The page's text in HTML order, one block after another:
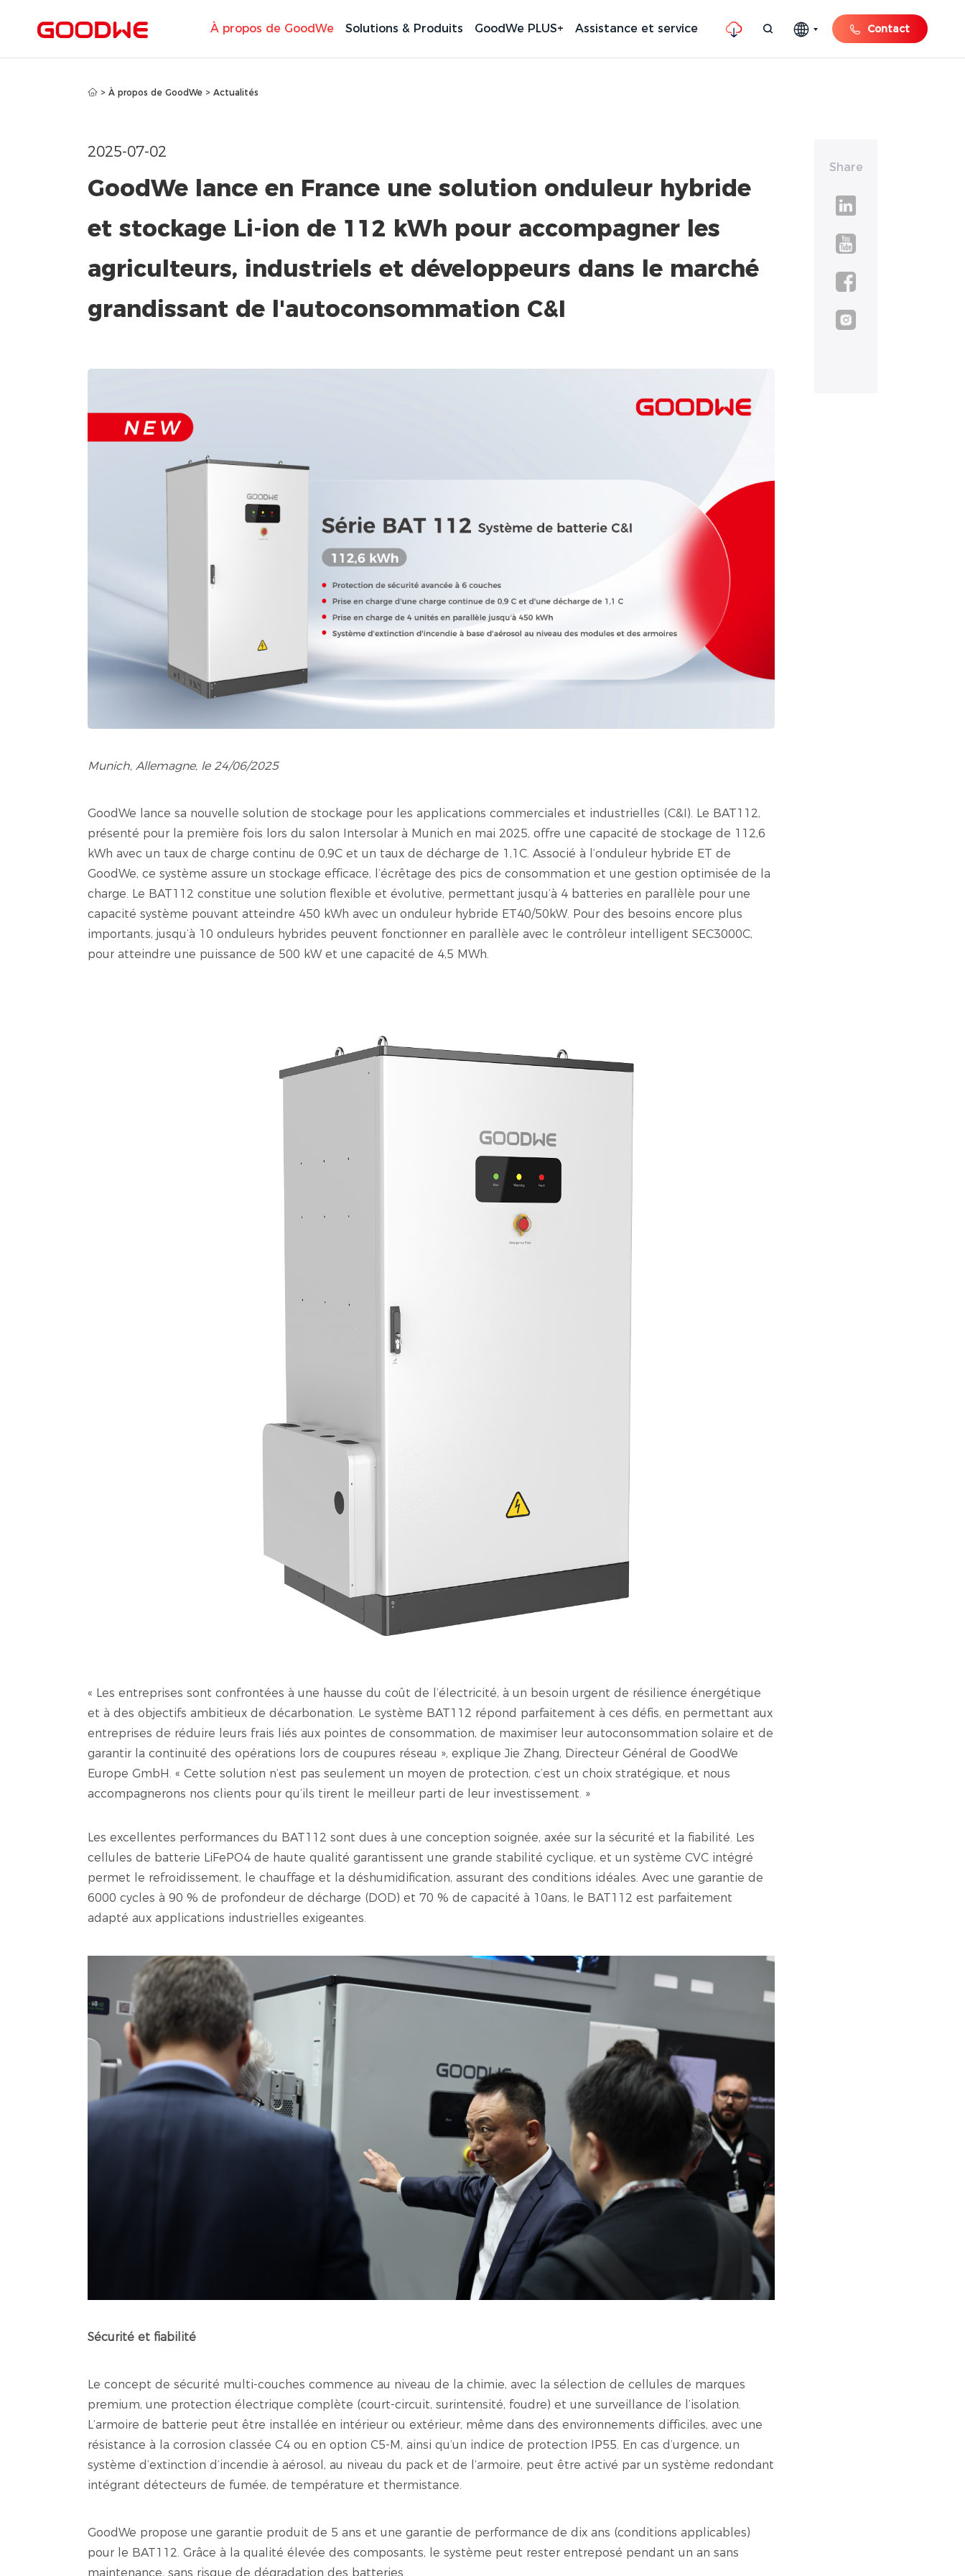
À propos de GoodWe Solutions & Produits GoodWe PLUS+ Assistance et service Contact
> À propos de GoodWe > Actualités
Share
2025-07-02
GoodWe lance en France une solution onduleur hybride
et stockage Li-ion de 112 kWh pour accompagner les
agriculteurs, industriels et développeurs dans le marché
grandissant de l'autoconsommation C&I
Munich, Allemagne, le 24/06/2025
GoodWe lance sa nouvelle solution de stockage pour les applications commerciales et industrielles (C&I). Le BAT112,
présenté pour la première fois lors du salon Intersolar à Munich en mai 2025, offre une capacité de stockage de 112,6
kWh avec un taux de charge continu de 0,9C et un taux de décharge de 1,1C. Associé à l’onduleur hybride ET de
GoodWe, ce système assure un stockage efficace, l’écrêtage des pics de consommation et une gestion optimisée de la
charge. Le BAT112 constitue une solution flexible et évolutive, permettant jusqu’à 4 batteries en parallèle pour une
capacité système pouvant atteindre 450 kWh avec un onduleur hybride ET40/50kW. Pour des besoins encore plus
importants, jusqu’à 10 onduleurs hybrides peuvent fonctionner en parallèle avec le contrôleur intelligent SEC3000C,
pour atteindre une puissance de 500 kW et une capacité de 4,5 MWh.
« Les entreprises sont confrontées à une hausse du coût de l’électricité, à un besoin urgent de résilience énergétique
et à des objectifs ambitieux de décarbonation. Le système BAT112 répond parfaitement à ces défis, en permettant aux
entreprises de réduire leurs frais liés aux pointes de consommation, de maximiser leur autoconsommation solaire et de
garantir la continuité des opérations lors de coupures réseau », explique Jie Zhang, Directeur Général de GoodWe
Europe GmbH. « Cette solution n’est pas seulement un moyen de protection, c’est un choix stratégique, et nous
accompagnerons nos clients pour qu’ils tirent le meilleur parti de leur investissement. »
Les excellentes performances du BAT112 sont dues à une conception soignée, axée sur la sécurité et la fiabilité. Les
cellules de batterie LiFePO4 de haute qualité garantissent une grande stabilité cyclique, et un système CVC intégré
permet le refroidissement, le chauffage et la déshumidification, assurant des conditions idéales. Avec une garantie de
6000 cycles à 90 % de profondeur de décharge (DOD) et 70 % de capacité à 10ans, le BAT112 est parfaitement
adapté aux applications industrielles exigeantes.
Sécurité et fiabilité
Le concept de sécurité multi-couches commence au niveau de la chimie, avec la sélection de cellules de marques
premium, une protection électrique complète (court-circuit, surintensité, foudre) et une surveillance de l’isolation.
L’armoire de batterie peut être installée en intérieur ou extérieur, même dans des environnements difficiles, avec une
résistance à la corrosion classée C4 ou en option C5-M, ainsi qu’un indice de protection IP55. En cas d’urgence, un
système d’extinction d’incendie à aérosol, au niveau du pack et de l’armoire, peut être activé par un système redondant
intégrant détecteurs de fumée, de température et thermistance.
GoodWe propose une garantie produit de 5 ans et une garantie de performance de dix ans (conditions applicables)
pour le BAT112. Grâce à la qualité élevée des composants, le système peut rester entreposé pendant un an sans
maintenance, sans risque de dégradation des batteries.